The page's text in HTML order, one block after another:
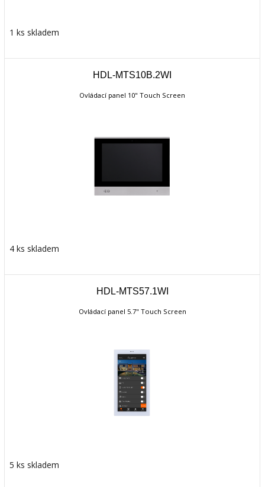
1 ks skladem
HDL-MTS10B.2WI
Ovládací panel 10" Touch Screen
4 ks skladem
HDL-MTS57.1WI
Ovládací panel 5.7" Touch Screen
5 ks skladem